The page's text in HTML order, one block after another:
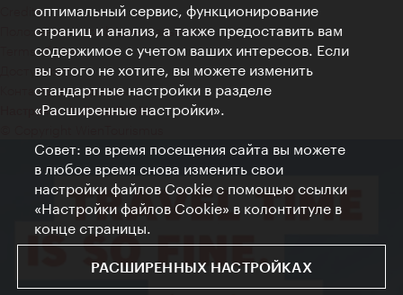
Credits
Положение о конфиденциальности
Terms of Use
Доступность
Контакты для прессы
Настройки файлов Cookie
оптимальный сервис, функционирование
страниц и анализ, а также предоставить вам
содержимое с учетом ваших интересов. Если
вы этого не хотите, вы можете изменить
стандартные настройки в разделе
«Расширенные настройки».
Совет: во время посещения сайта вы можете
в любое время снова изменить свои
настройки файлов Cookie с помощью ссылки
«Настройки файлов Cookie» в колонтитуле в
конце страницы.
РАСШИРЕННЫХ НАСТРОЙКАХ